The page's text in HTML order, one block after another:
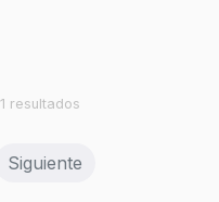
resultados
Siguiente